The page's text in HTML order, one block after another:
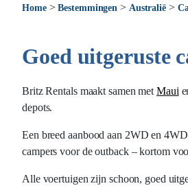
Home>Bestemmingen > Australië>
Goed uitgeruste
Britz Rentals maakt samen met Maui
depots.
Een breed aanbood aan 2WD en
campers voor de outback – kortom
Alle voertuigen zijn schoon, goed